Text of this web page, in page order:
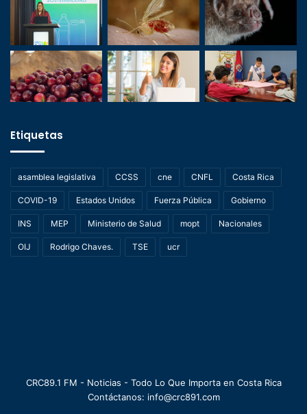
Etiquetas
asamblea legislativa CCSS cne CNFL Costa Rica
COVID-19 Estados Unidos Fuerza Pública Gobierno
INS MEP Ministerio de Salud mopt Nacionales
OIJ Rodrigo Chaves. TSE ucr
CRC89.1 FM - Noticias - Todo Lo Que Importa en Costa Rica
Contáctanos: info@crc891.com